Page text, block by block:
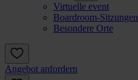
Virtuelle event
Boardroom-Sitzungen
Besondere Orte
Angebot anfordern